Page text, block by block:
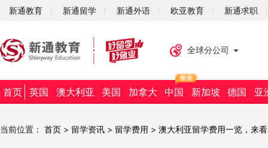
新通教育 新通留学 新通外语 欧亚教育 新通求职
全球分公司
首页 英国 澳大利亚 美国 加拿大 中国 新加坡 德国 亚
当前位置： 首页 > 留学资讯 > 留学费用 > 澳大利亚留学费用一览，来